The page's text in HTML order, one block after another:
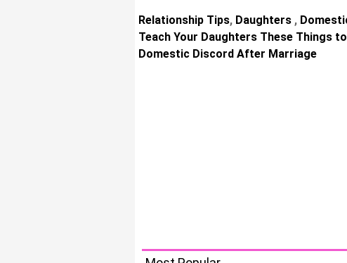
Relationship Tips, Daughters ,
Teach Your Daughters These Things
Domestic Discord After Marriage